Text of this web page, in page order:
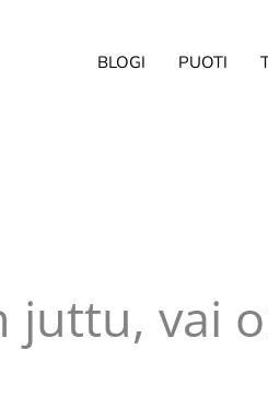
BLOGI PUOTI
juttu, vai